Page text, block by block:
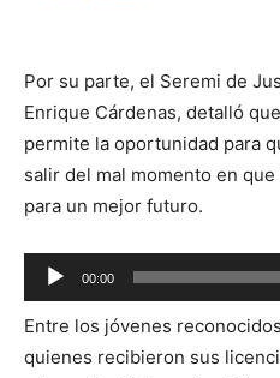
Por su parte, el Seremi de
Enrique Cárdenas, detalló
permite la oportunidad para
salir del mal momento en
para un mejor futuro.
Reproductor
de
audio
00:00
Entre los jóvenes
quienes recibieron sus